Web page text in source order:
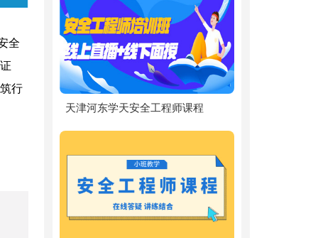
全
行
天津河东学天安全工程师课程